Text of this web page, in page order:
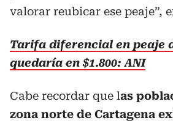
valorar reubicar ese peaje”,
Tarifa diferencial en peaje
quedaría en $1.800: ANI
Cabe recordar que las
zona norte de Cartagena